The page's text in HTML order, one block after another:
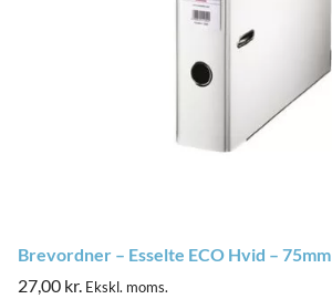
Brevordner – Esselte ECO Hvid – 75mm
27,00 kr. Ekskl. moms.